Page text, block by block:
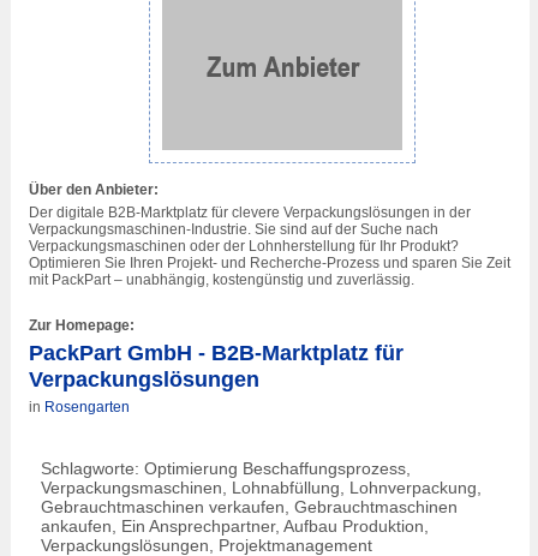
Über den Anbieter:
Der digitale B2B-Marktplatz für clevere Verpackungs­­­lösungen in der
Verpackungs­­maschinen-Industrie. Sie sind auf der Suche nach
Verpackungs­maschinen oder der Lohn­herstellung für Ihr Produkt?
Optimieren Sie Ihren Projekt- und Recherche-Prozess und sparen Sie Zeit
mit PackPart – unabhängig, kostengünstig und zuverlässig.
Zur Homepage:
PackPart GmbH - B2B-Marktplatz für
Verpackungs­­­lösungen
in Rosengarten
Schlagworte: Optimierung Beschaffungsprozess,
Verpackungsmaschinen, Lohnabfüllung, Lohnverpackung,
Gebrauchtmaschinen verkaufen, Gebrauchtmaschinen
ankaufen, Ein Ansprechpartner, Aufbau Produktion,
Verpackungslösungen, Projektmanagement